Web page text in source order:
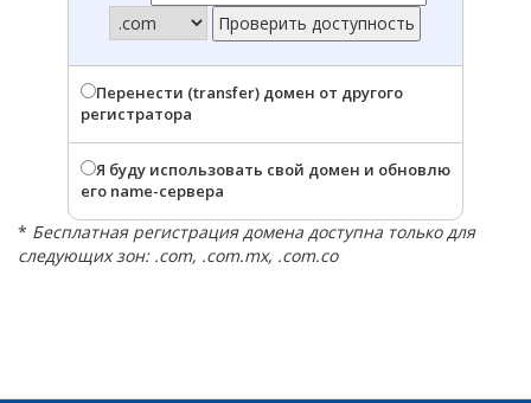
Перенести (transfer) домен от другого
регистратора
Я буду использовать свой домен и обновлю
его name-сервера
* Бесплатная регистрация домена доступна только для
следующих зон: .com, .com.mx, .com.co